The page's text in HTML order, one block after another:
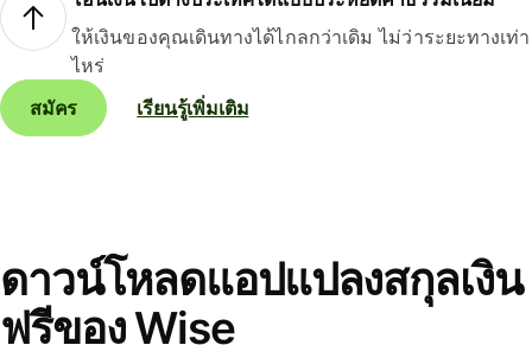
ให้เงินของคุณเดินทางได้ไกลกว่าเดิม ไม่ว่าระยะทางเท่า
ไหร่
สมัคร
เรียนรู้เพิ่มเติม
ดาวน์โหลดแอปแปลงสกุลเงิน
ฟรีของ Wise